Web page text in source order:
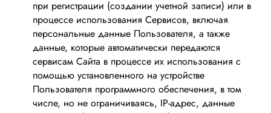
при регистрации (создании учетной записи) или в
процессе использования Сервисов, включая
персональные данные Пользователя, а также
данные, которые автоматически передаются
сервисам Сайта в процессе их использования с
помощью установленного на устройстве
Пользователя программного обеспечения, в том
числе, но не ограничиваясь, IP-адрес, данные